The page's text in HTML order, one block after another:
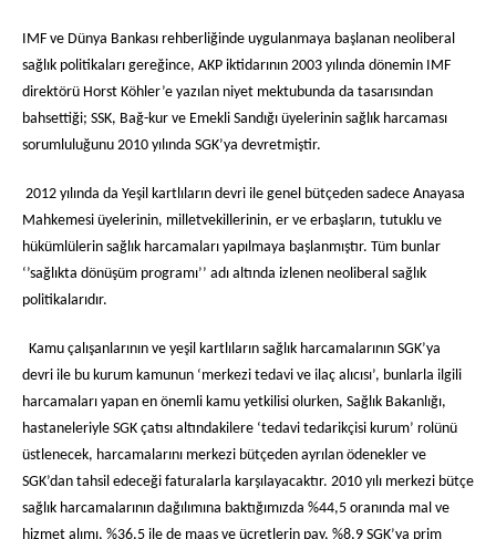
IMF ve Dünya Bankası rehberliğinde uygulanmaya başlanan neoliberal
sağlık politikaları gereğince, AKP iktidarının 2003 yılında dönemin IMF
direktörü Horst Köhler’e yazılan niyet mektubunda da tasarısından
bahsettiği; SSK, Bağ-kur ve Emekli Sandığı üyelerinin sağlık harcaması
sorumluluğunu 2010 yılında SGK’ya devretmiştir.
2012 yılında da Yeşil kartlıların devri ile genel bütçeden sadece Anayasa
Mahkemesi üyelerinin, milletvekillerinin, er ve erbaşların, tutuklu ve
hükümlülerin sağlık harcamaları yapılmaya başlanmıştır. Tüm bunlar
‘’sağlıkta dönüşüm programı’’ adı altında izlenen neoliberal sağlık
politikalarıdır.
Kamu çalışanlarının ve yeşil kartlıların sağlık harcamalarının SGK’ya
devri ile bu kurum kamunun ‘merkezi tedavi ve ilaç alıcısı’, bunlarla ilgili
harcamaları yapan en önemli kamu yetkilisi olurken, Sağlık Bakanlığı,
hastaneleriyle SGK çatısı altındakilere ‘tedavi tedarikçisi kurum’ rolünü
üstlenecek, harcamalarını merkezi bütçeden ayrılan ödenekler ve
SGK’dan tahsil edeceği faturalarla karşılayacaktır. 2010 yılı merkezi bütçe
sağlık harcamalarının dağılımına baktığımızda %44,5 oranında mal ve
hizmet alımı, %36,5 ile de maaş ve ücretlerin pay, %8,9 SGK’ya prim